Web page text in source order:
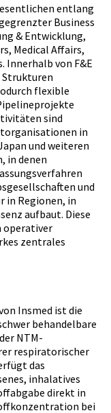
entlang
Business
& Entwicklung,
Medical Affairs,
Innerhalb von F&E
Strukturen
flexible
sind
in
und weiteren
in denen
und
in Regionen, in
aufbaut. Diese
operativer
zentrales
Insmed ist die
behandelbare
NTM-
respiratorischer
das
inhalatives
direkt in
bei